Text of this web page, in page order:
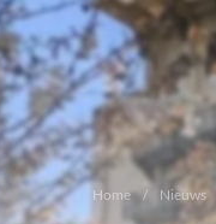
Home Nieuws